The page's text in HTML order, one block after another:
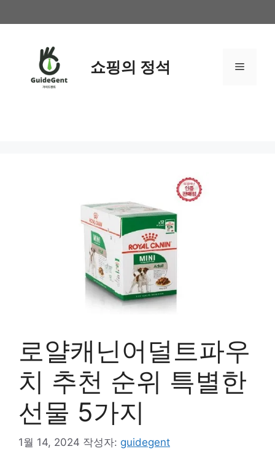
텐
쇼핑의 정석 메
로얄캐닌어덜트파우
치 추천 순위 특별한
선물 5가지
1월 14, 2024 작성자: guidegent